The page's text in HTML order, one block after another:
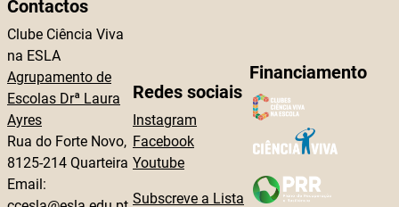
Contactos
Clube Ciência Viva
na ESLA
Agrupamento de
Escolas Drª Laura
Ayres
Rua do Forte Novo,
8125-214 Quarteira
Email:
Redes sociais
Instagram
Facebook
Youtube
Subscreve a Lista
Financiamento